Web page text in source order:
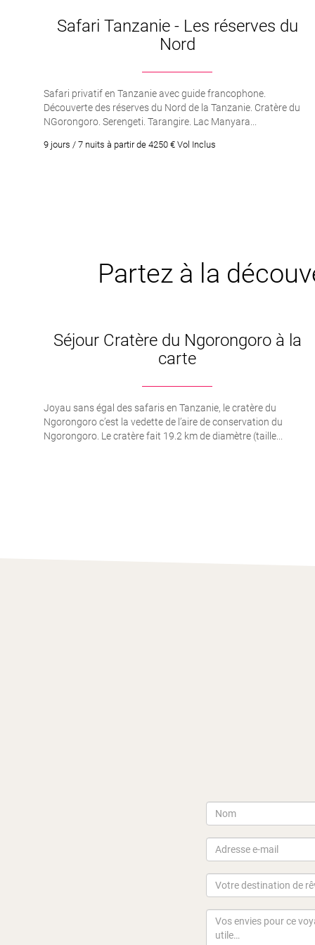
Safari Tanzanie - Les réserves du
Nord
Safari privatif en Tanzanie avec guide francophone.
Découverte des réserves du Nord de la Tanzanie. Cratère du
NGorongoro. Serengeti. Tarangire. Lac Manyara...
9 jours / 7 nuits à partir de 4250 € Vol Inclus
Partez à la
Séjour Cratère du Ngorongoro à la
carte
Joyau sans égal des safaris en Tanzanie, le cratère du
Ngorongoro c’est la vedette de l’aire de conservation du
Ngorongoro. Le cratère fait 19.2 km de diamètre (taille...